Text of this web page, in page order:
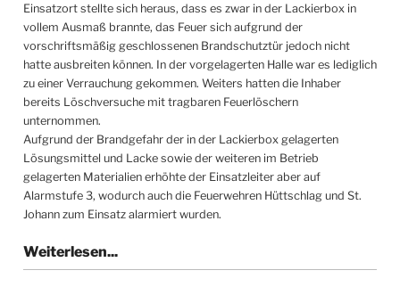
Einsatzort stellte sich heraus, dass es zwar in der Lackierbox in
vollem Ausmaß brannte, das Feuer sich aufgrund der
vorschriftsmäßig geschlossenen Brandschutztür jedoch nicht
hatte ausbreiten können. In der vorgelagerten Halle war es lediglich
zu einer Verrauchung gekommen. Weiters hatten die Inhaber
bereits Löschversuche mit tragbaren Feuerlöschern
unternommen.
Aufgrund der Brandgefahr der in der Lackierbox gelagerten
Lösungsmittel und Lacke sowie der weiteren im Betrieb
gelagerten Materialien erhöhte der Einsatzleiter aber auf
Alarmstufe 3, wodurch auch die Feuerwehren Hüttschlag und St.
Johann zum Einsatz alarmiert wurden.